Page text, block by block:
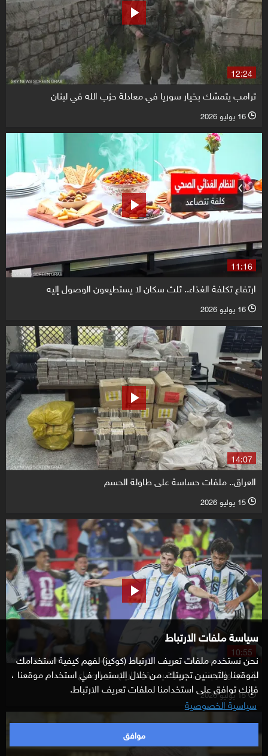
سياسة ملفات الارتباط
نحن نستخدم ملفات تعريف الارتباط (كوكيز) لفهم كيفية استخدامك
لموقعنا ولتحسين تجربتك. من خلال الاستمرار في استخدام موقعنا ،
فإنك توافق على استخدامنا لملفات تعريف الارتباط.
سياسية الخصوصية
موافق
12:24
ترامب يتمسّك بخيار سوريا في معادلة حزب الله في لبنان
l 16 يوليو 2026
11:16
ارتفاع تكلفة الغذاء.. ثلث سكان لا يستطيعون الوصول إليه
l 16 يوليو 2026
14:07
العراق.. ملفات حساسة على طاولة الحسم
l 15 يوليو 2026
10:55
إنجلترا والأرجنتين.. مباراة يسبقها تاريخ من الصراع
l 15 يوليو 2026